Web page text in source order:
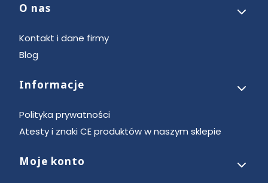
Linki w stopce
O nas
Kontakt i dane firmy
Blog
Informacje
Polityka prywatności
Atesty i znaki CE produktów w naszym sklepie
Moje konto